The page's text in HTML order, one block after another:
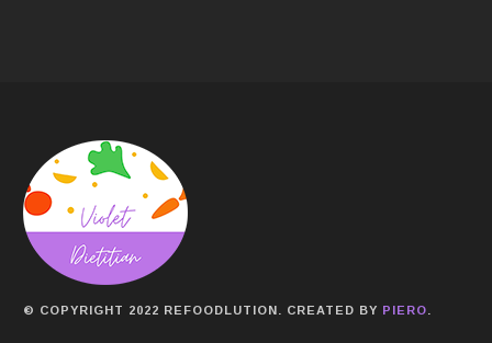
© COPYRIGHT 2022 REFOODLUTION. CREATED BY PIERO